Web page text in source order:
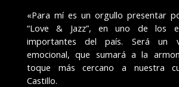
«Para mí es un orgullo presentar
“Love & Jazz”, en uno de los
importantes del país. Será un
emocional, que sumará a la
toque más cercano a nuestra
Castillo.